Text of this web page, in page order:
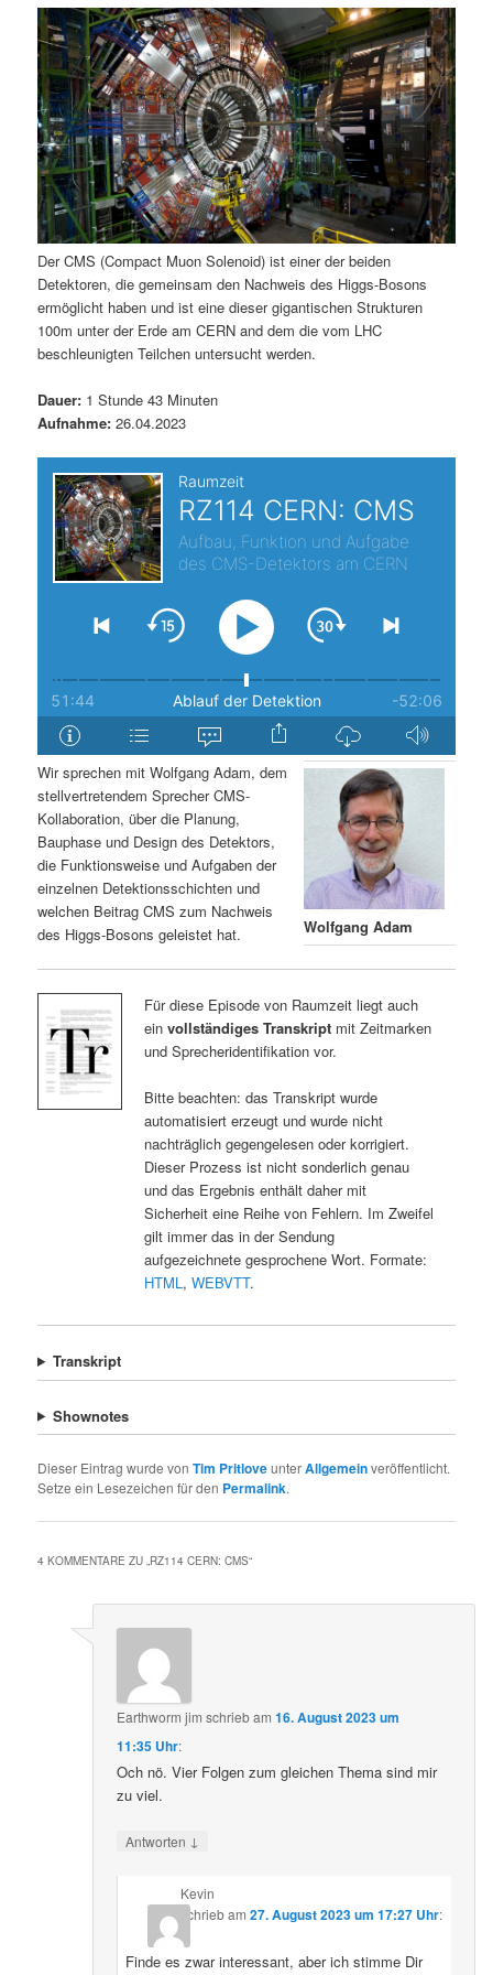
ä
r
e
n
I
n
h
l
t
s
p
n
g
e
n
n
d
ä
r
e
n
I
h
a
l
t
r
i
n
g
e
n
a
v
i
g
a
t
i
o
n
Der CMS (Compact Muon Solenoid) ist einer der beiden
Detektoren, die gemeinsam den Nachweis des Higgs-Bosons
ermöglicht haben und ist eine dieser gigantischen Strukturen
100m unter der Erde am CERN and dem die vom LHC
beschleunigten Teilchen untersucht werden.
Dauer: 1 Stunde 43 Minuten
Aufnahme: 26.04.2023
Wolfgang Adam
Wir sprechen mit Wolfgang Adam, dem
stellvertretendem Sprecher CMS-
Kollaboration, über die Planung,
Bauphase und Design des Detektors,
die Funktionsweise und Aufgaben der
einzelnen Detektionsschichten und
welchen Beitrag CMS zum Nachweis
des Higgs-Bosons geleistet hat.
Für diese Episode von Raumzeit liegt auch
ein vollständiges Transkriptmit Zeitmarken
und Sprecheridentifikation vor.
Bitte beachten: das Transkript wurde
automatisiert erzeugt und wurde nicht
nachträglich gegengelesen oder korrigiert.
Dieser Prozess ist nicht sonderlich genau
und das Ergebnis enthält daher mit
Sicherheit eine Reihe von Fehlern. Im Zweifel
gilt immer das in der Sendung
aufgezeichnete gesprochene Wort. Formate:
HTML, WEBVTT.
Transkript
Shownotes
Dieser Eintrag wurde vonTim PritloveunterAllgemeinveröffentlicht.
Setze ein Lesezeichen für den Permalink.
4 KOMMENTARE ZU „ RZ114 CERN: CMS“
Earthworm jim schriebam16. August 2023 um
11:35 Uhr:
Och nö. Vier Folgen zum gleichen Thema sind mir
zu viel.
Antworten ↓
Kevin
schriebam 27. August 2023 um 17:27 Uhr:
Finde es zwar interessant, aber ich stimme Dir